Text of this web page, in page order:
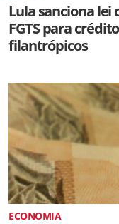
Lula sanciona lei
FGTS para
filantrópicos
ECONOMIA